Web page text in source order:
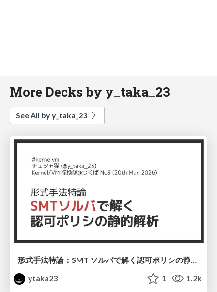
More Decks by y_taka_23
See All by y_taka_23
形式手法特論：SMT ソルバで解く認可ポリシの静的解析 #kernelvm / Kernel VM Study Tsukuba No3
ytaka23
1 1.2k